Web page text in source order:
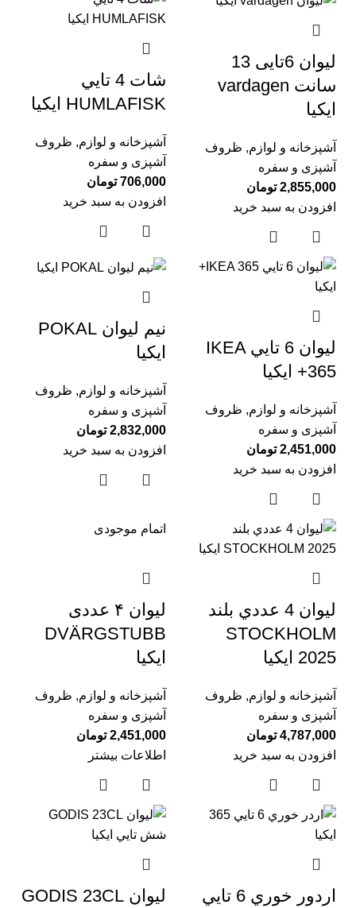
ليوان 6تایی 13
سانت vardagen
ايكيا
آشپزخانه و لوازم, ظروف
آشپزی و سفره
2,855,000 تومان
افزودن به سبد خرید
شات 4 تايي
HUMLAFISK ايكيا
آشپزخانه و لوازم, ظروف
آشپزی و سفره
706,000 تومان
افزودن به سبد خرید
ليوان 6 تايي IKEA
365+ ايكيا
آشپزخانه و لوازم, ظروف
آشپزی و سفره
2,451,000 تومان
افزودن به سبد خرید
نيم ليوان POKAL
ايكيا
آشپزخانه و لوازم, ظروف
آشپزی و سفره
2,832,000 تومان
افزودن به سبد خرید
ليوان 4 عددي بلند
STOCKHOLM
2025 ايكيا
آشپزخانه و لوازم, ظروف
آشپزی و سفره
4,787,000 تومان
افزودن به سبد خرید
اتمام موجودی
لیوان ۴ عددی
DVÄRGSTUBB
ایکیا
آشپزخانه و لوازم, ظروف
آشپزی و سفره
2,451,000 تومان
اطلاعات بیشتر
اردور خوري 6 تايي
ليوان GODIS 23CL